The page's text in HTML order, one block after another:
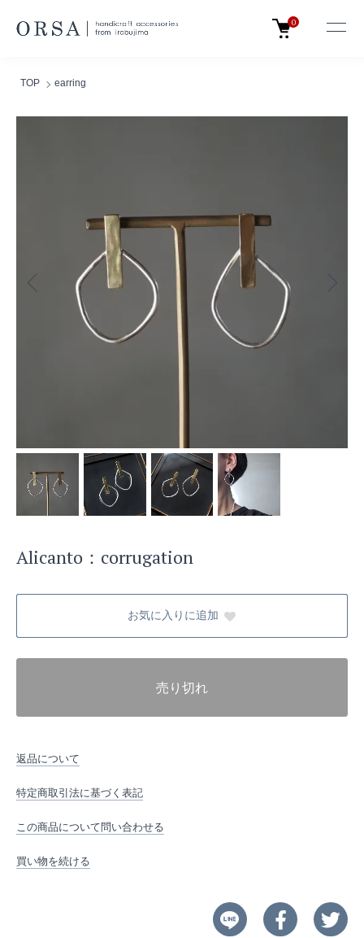
0
TOP earring
Alicanto：corrugation
お気に入りに追加
売り切れ
返品について
特定商取引法に基づく表記
この商品について問い合わせる
買い物を続ける